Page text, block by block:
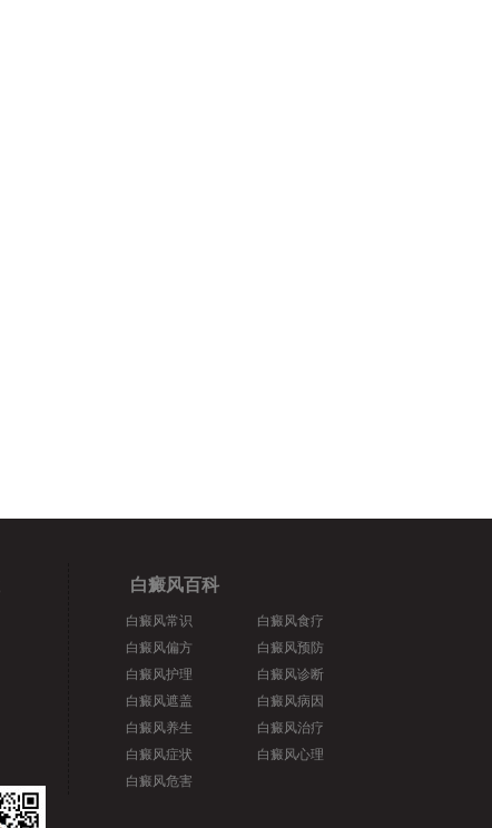
白癜风百科
白癜风常识
白癜风偏方
白癜风护理
白癜风遮盖
白癜风养生
白癜风症状
白癜风危害
白癜风食疗
白癜风预防
白癜风诊断
白癜风病因
白癜风治疗
白癜风心理